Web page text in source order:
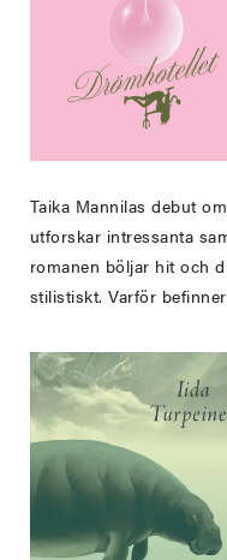
Taika Mannilas debut
utforskar intressanta
romanen böljar hit och
stilistiskt. Varför